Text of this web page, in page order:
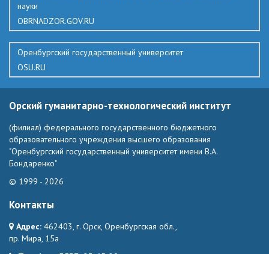
науки
OBRNADZOR.GOV.RU
Оренбургский государственный университет
OSU.RU
Орский гуманитарно-технологический институт
(филиал) федерального государственного бюджетного
образовательного учреждения высшего образования
"Оренбургский государственный университет имени В.А.
Бондаренко"
© 1999 - 2026
Контакты
Адрес: 462403, г. Орск, Оренбургская обл.,
пр. Мира, 15а